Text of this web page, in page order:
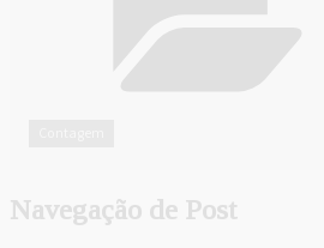
Navegação de Post